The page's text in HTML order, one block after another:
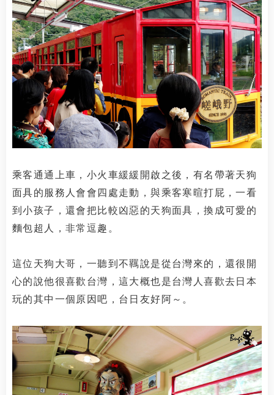
乘客通通上車，小火車緩緩開啟之後，有名帶著天狗
面具的服務人會會四處走動，與乘客寒暄打屁，一看
到小孩子，還會把比較凶惡的天狗面具，換成可愛的
麵包超人，非常逗趣。
這位天狗大哥，一聽到不羈說是從台灣來的，還很開
心的說他很喜歡台灣，這大概也是台灣人喜歡去日本
玩的其中一個原因吧，台日友好阿～。